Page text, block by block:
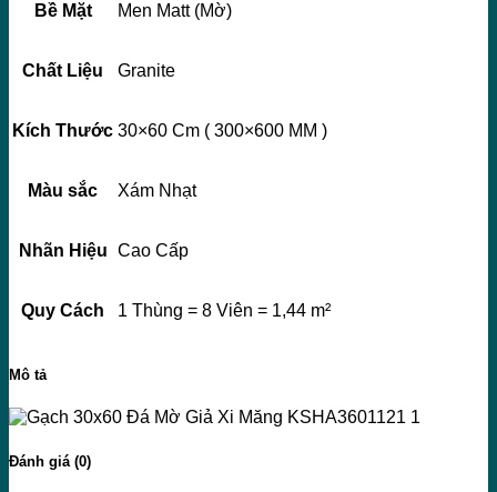
Bề Mặt Men Matt (Mờ)
Chất Liệu Granite
Kích Thước 30×60 Cm ( 300×600 MM )
Màu sắc Xám Nhạt
Nhãn Hiệu Cao Cấp
Quy Cách 1 Thùng = 8 Viên = 1,44 m²
Mô tả
Đánh giá (0)